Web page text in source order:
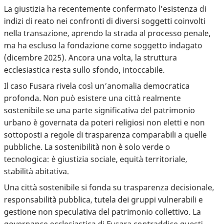
La giustizia ha recentemente confermato l’esistenza di
indizi di reato nei confronti di diversi soggetti coinvolti
nella transazione, aprendo la strada al processo penale,
ma ha escluso la fondazione come soggetto indagato
(dicembre 2025). Ancora una volta, la struttura
ecclesiastica resta sullo sfondo, intoccabile.
Il caso Fusara rivela così un’anomalia democratica
profonda. Non può esistere una città realmente
sostenibile se una parte significativa del patrimonio
urbano è governata da poteri religiosi non eletti e non
sottoposti a regole di trasparenza comparabili a quelle
pubbliche. La sostenibilità non è solo verde o
tecnologica: è giustizia sociale, equità territoriale,
stabilità abitativa.
Una città sostenibile si fonda su trasparenza decisionale,
responsabilità pubblica, tutela dei gruppi vulnerabili e
gestione non speculativa del patrimonio collettivo. La